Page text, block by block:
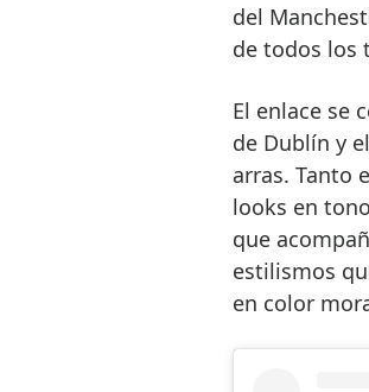
del
de todos los
El enlace se
de Dublín y
arras. Tanto
looks en
que
estilismos
en color